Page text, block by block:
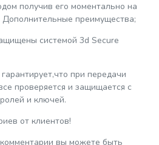
получив его моментально на
Дополнительные преимущества;
системой 3d Secure
при передачи
проверяется и защищается с
и ключей.
от клиентов!
вы можете быть